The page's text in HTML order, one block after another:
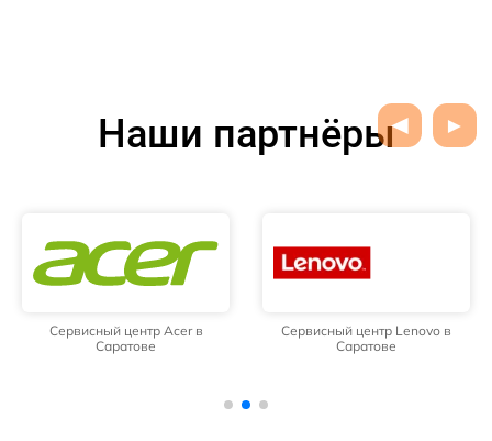
Наши партнёры
Сервисный центр Acer в
Саратове
Сервисный центр Lenovo в
Саратове